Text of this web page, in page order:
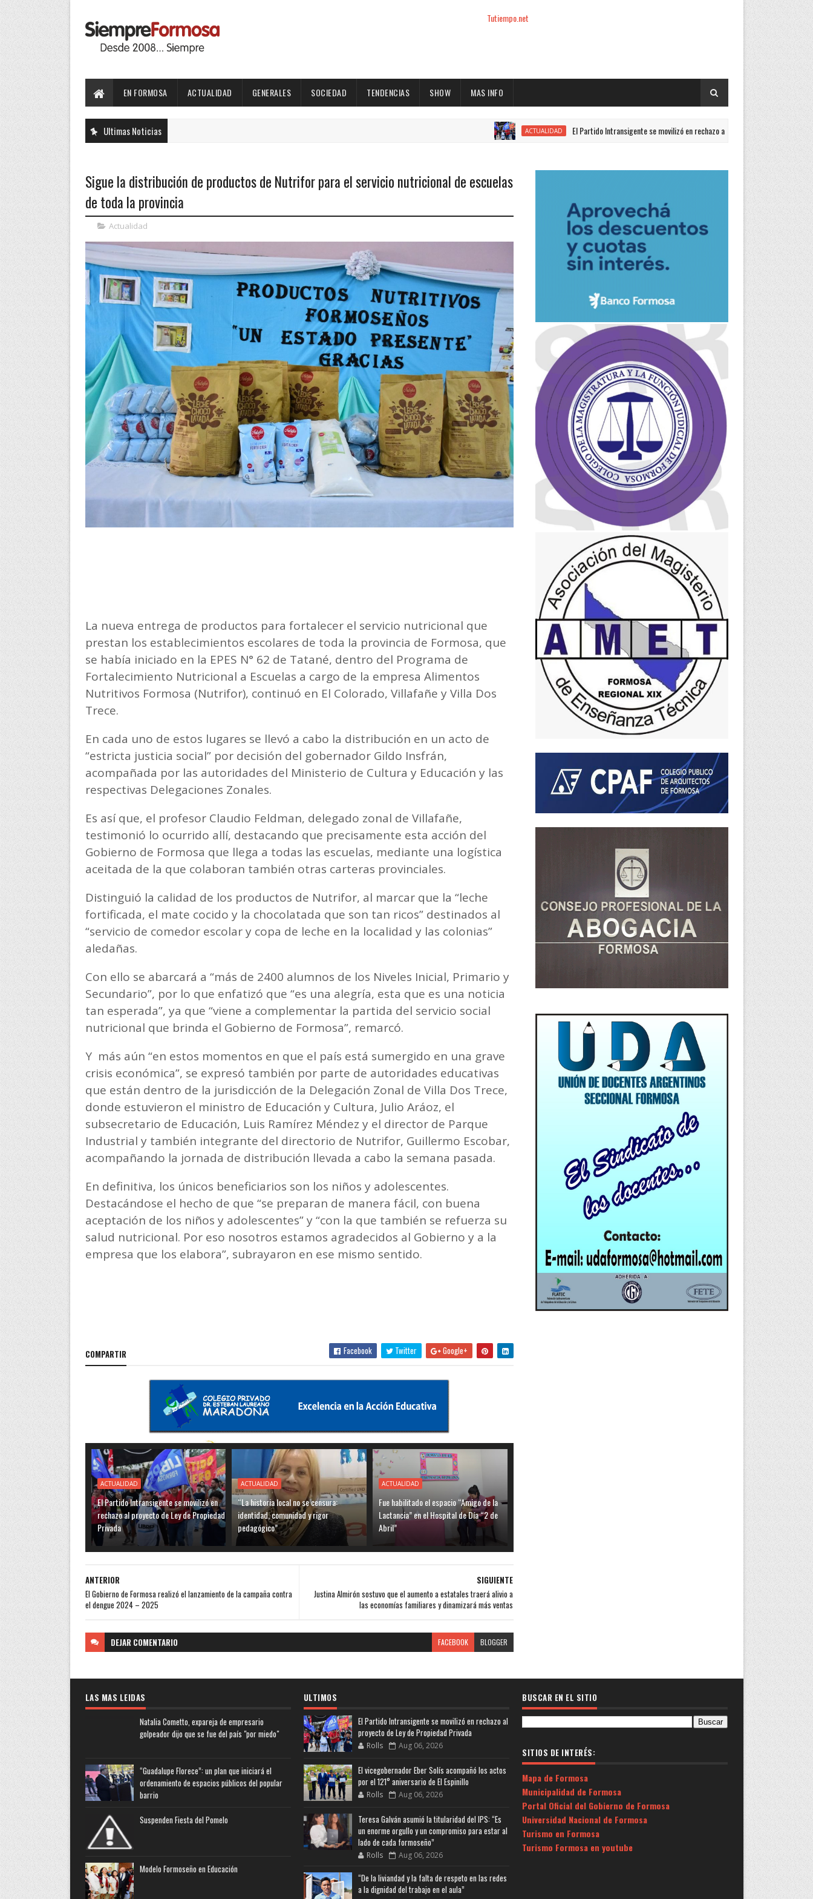
Tutiempo.net
EN FORMOSA ACTUALIDAD GENERALES SOCIEDAD TENDENCIAS SHOW MAS INFO
Ultimas Noticias ACTUALIDAD El Partido Intransigente se movilizó en rechazo al proyecto de Ley de Propiedad
Sigue la distribución de productos de Nutrifor para el servicio nutricional de escuelas
de toda la provincia
Actualidad
La nueva entrega de productos para fortalecer el servicio nutricional que
prestan los establecimientos escolares de toda la provincia de Formosa, que
se había iniciado en la EPES N° 62 de Tatané, dentro del Programa de
Fortalecimiento Nutricional a Escuelas a cargo de la empresa Alimentos
Nutritivos Formosa (Nutrifor), continuó en El Colorado, Villafañe y Villa Dos
Trece.
En cada uno de estos lugares se llevó a cabo la distribución en un acto de
“estricta justicia social” por decisión del gobernador Gildo Insfrán,
acompañada por las autoridades del Ministerio de Cultura y Educación y las
respectivas Delegaciones Zonales.
Es así que, el profesor Claudio Feldman, delegado zonal de Villafañe,
testimonió lo ocurrido allí, destacando que precisamente esta acción del
Gobierno de Formosa que llega a todas las escuelas, mediante una logística
aceitada de la que colaboran también otras carteras provinciales.
Distinguió la calidad de los productos de Nutrifor, al marcar que la “leche
fortificada, el mate cocido y la chocolatada que son tan ricos” destinados al
“servicio de comedor escolar y copa de leche en la localidad y las colonias”
aledañas.
Con ello se abarcará a “más de 2400 alumnos de los Niveles Inicial, Primario y
Secundario”, por lo que enfatizó que “es una alegría, esta que es una noticia
tan esperada”, ya que “viene a complementar la partida del servicio social
nutricional que brinda el Gobierno de Formosa”, remarcó.
Y más aún “en estos momentos en que el país está sumergido en una grave
crisis económica”, se expresó también por parte de autoridades educativas
que están dentro de la jurisdicción de la Delegación Zonal de Villa Dos Trece,
donde estuvieron el ministro de Educación y Cultura, Julio Aráoz, el
subsecretario de Educación, Luis Ramírez Méndez y el director de Parque
Industrial y también integrante del directorio de Nutrifor, Guillermo Escobar,
acompañando la jornada de distribución llevada a cabo la semana pasada.
En definitiva, los únicos beneficiarios son los niños y adolescentes.
Destacándose el hecho de que “se preparan de manera fácil, con buena
aceptación de los niños y adolescentes” y “con la que también se refuerza su
salud nutricional. Por eso nosotros estamos agradecidos al Gobierno y a la
empresa que los elabora”, subrayaron en ese mismo sentido.
COMPARTIR Facebook Twitter Google+
ACTUALIDAD
El Partido Intransigente se movilizó en
rechazo al proyecto de Ley de Propiedad
Privada
ACTUALIDAD
“La historia local no se censura:
identidad, comunidad y rigor
pedagógico”
ACTUALIDAD
Fue habilitado el espacio “Amigo de la
Lactancia” en el Hospital de Día “2 de
Abril”
SIGUIENTE
Justina Almirón sostuvo que el aumento a estatales traerá alivio a
las economías familiares y dinamizará más ventas
ANTERIOR
El Gobierno de Formosa realizó el lanzamiento de la campaña contra
el dengue 2024 – 2025
DEJAR COMENTARIO FACEBOOK BLOGGER
LAS MAS LEIDAS
Natalia Cometto, expareja de empresario
golpeador dijo que se fue del país "por miedo"
“Guadalupe Florece”: un plan que iniciará el
ordenamiento de espacios públicos del popular
barrio
Suspenden Fiesta del Pomelo
Modelo Formoseño en Educación
ULTIMOS
El Partido Intransigente se movilizó en rechazo al
proyecto de Ley de Propiedad Privada
Rolls Aug 06, 2026
El vicegobernador Eber Solís acompañó los actos
por el 121° aniversario de El Espinillo
Rolls Aug 06, 2026
Teresa Galván asumió la titularidad del IPS: “Es
un enorme orgullo y un compromiso para estar al
lado de cada formoseño”
Rolls Aug 06, 2026
“De la liviandad y la falta de respeto en las redes
a la dignidad del trabajo en el aula”
BUSCAR EN EL SITIO
SITIOS DE INTERÉS:
Mapa de Formosa
Municipalidad de Formosa
Portal Oficial del Gobierno de Formosa
Universidad Nacional de Formosa
Turismo en Formosa
Turismo Formosa en youtube